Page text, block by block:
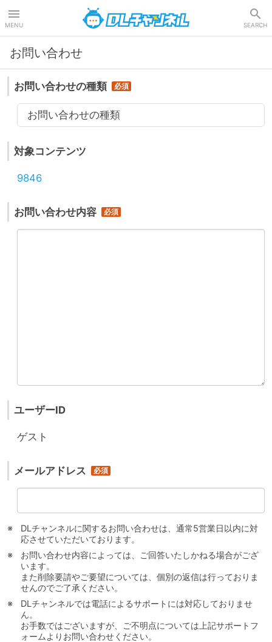
MENU SEARCH
お問い合わせ
お問い合わせの種類
お問い合わせの種類
対象コンテンツ
9846
お問い合わせ内容
ユーザーID
ゲスト
メールアドレス
DLチャンネルに関するお問い合わせは、通常5営業日以内に対
応させていただいております。
お問い合わせ内容によっては、ご回答いたしかねる場合がござ
います。
また削除要請やご要望については、個別の返信は行っておりま
せんのでご了承ください。
DLチャンネルでは電話によるサポートには対応しておりませ
ん。
お手数ではございますが、ご不明点については上記サポートフ
ォームよりお問い合わせください。